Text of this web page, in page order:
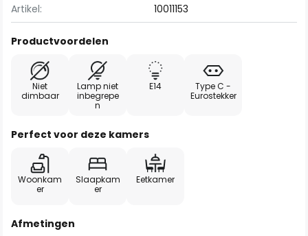
Artikel: 10011153
Productvoordelen
Niet
dimbaar
Lamp niet
inbegrepe
n
E14
Type C -
Eurostekker
Perfect voor deze kamers
Woonkam
er
Slaapkam
er
Eetkamer
Afmetingen